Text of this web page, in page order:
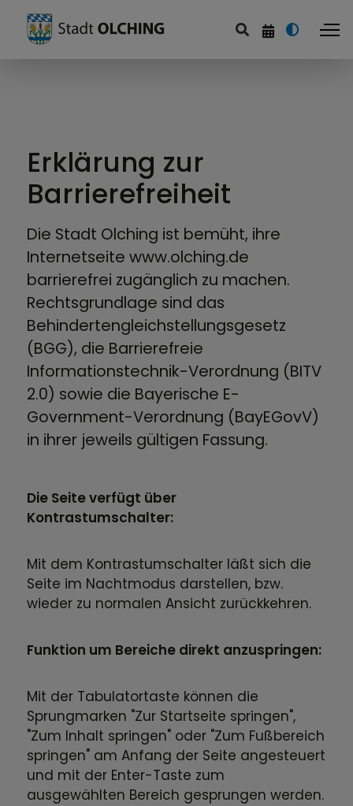
Erklärung zur
Barrierefreiheit
Die Stadt Olching ist bemüht, ihre
Internetseite www.olching.de
barrierefrei zugänglich zu machen.
Rechtsgrundlage sind das
Behindertengleichstellungsgesetz
(BGG), die Barrierefreie
Informationstechnik-Verordnung (BITV
2.0) sowie die Bayerische E-
Government-Verordnung (BayEGovV)
in ihrer jeweils gültigen Fassung.
Die Seite verfügt über
Kontrastumschalter:
Mit dem Kontrastumschalter läßt sich die
Seite im Nachtmodus darstellen, bzw.
wieder zu normalen Ansicht zurückkehren.
Funktion um Bereiche direkt anzuspringen:
Mit der Tabulatortaste können die
Sprungmarken "Zur Startseite springen",
"Zum Inhalt springen" oder "Zum Fußbereich
springen" am Anfang der Seite angesteuert
und mit der Enter-Taste zum
ausgewählten Bereich gesprungen werden.